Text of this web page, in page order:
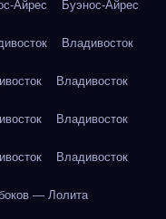
Айрес Буэнос-Айрес
Владивосток
Владивосток
Владивосток
Владивосток
— Лолита